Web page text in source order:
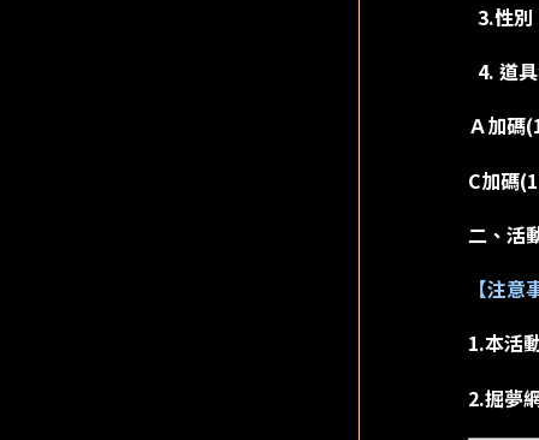
3.性
4. 道
Ａ加碼
C加碼
二、活
【注意
1.本活
2.掘夢